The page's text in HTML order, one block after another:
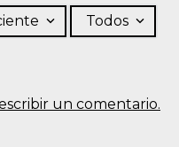
un comentario.
Todos